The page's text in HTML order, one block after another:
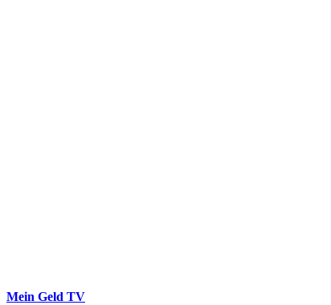
Mein Geld TV